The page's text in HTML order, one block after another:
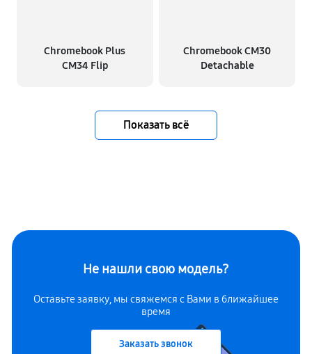
Chromebook Plus
CM34 Flip
Chromebook CM30
Detachable
Показать всё
Не нашли свою модель?
Оставьте заявку, мы свяжемся с Вами в ближайшее
время
Заказать звонок